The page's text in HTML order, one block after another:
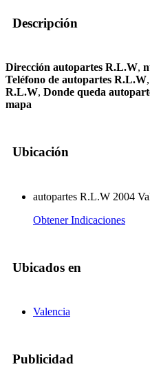
Descripción
Dirección autopartes R.L.W,
Teléfono de autopartes R.L.W,
R.L.W, Donde queda
mapa
Ubicación
autopartes R.L.W 2004
Obtener Indicaciones
Ubicados en
Valencia
Publicidad